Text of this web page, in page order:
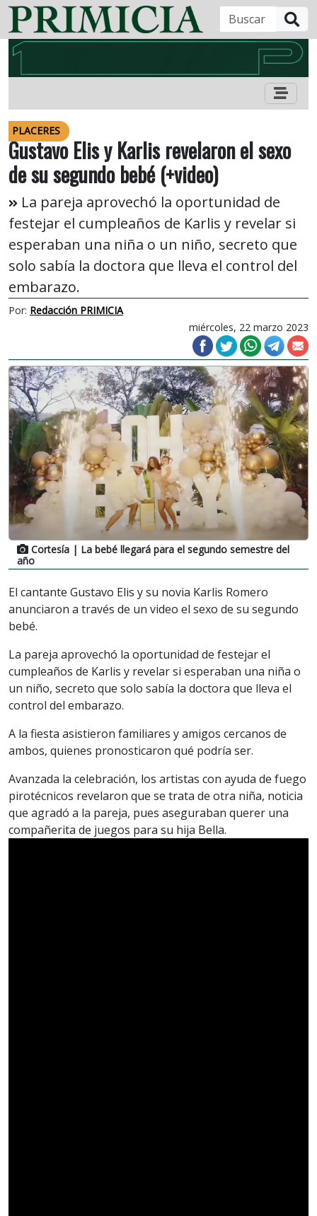
PLACERES
Gustavo Elis y Karlis revelaron el sexo
de su segundo bebé (+video)
La pareja aprovechó la oportunidad de
festejar el cumpleaños de Karlis y revelar si
esperaban una niña o un niño, secreto que
solo sabía la doctora que lleva el control del
embarazo.
Por: Redacción PRIMICIA
miércoles, 22 marzo 2023
Cortesía | La bebé llegará para el segundo semestre del
año
El cantante Gustavo Elis y su novia Karlis Romero
anunciaron a través de un video el sexo de su segundo
bebé.
La pareja aprovechó la oportunidad de festejar el
cumpleaños de Karlis y revelar si esperaban una niña o
un niño, secreto que solo sabía la doctora que lleva el
control del embarazo.
A la fiesta asistieron familiares y amigos cercanos de
ambos, quienes pronosticaron qué podría ser.
Avanzada la celebración, los artistas con ayuda de fuego
pirotécnicos revelaron que se trata de otra niña, noticia
que agradó a la pareja, pues aseguraban querer una
compañerita de juegos para su hija Bella.